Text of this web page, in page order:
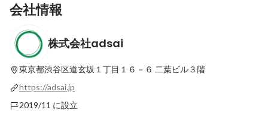
会社情報
株式会社adsai
東京都渋谷区道玄坂１丁目１６－６ 二葉ビル３階
https://adsai.jp
2019/11 に設立